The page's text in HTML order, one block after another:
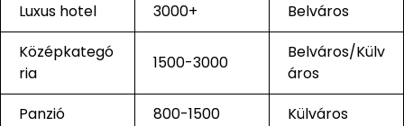
Luxus hotel 3000+
Belváros
Középkategó
ria
1500-3000
Belváros/Külv
áros
Panzió
800-1500 Külváros